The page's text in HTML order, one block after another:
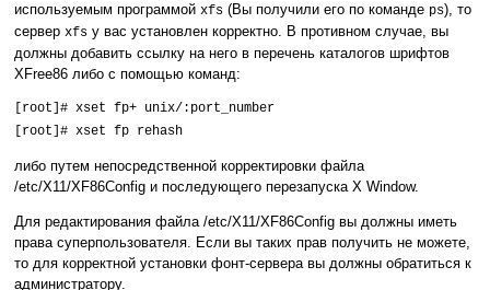
используемым программой xfs (Вы получили его по команде ps), то
сервер xfs у вас установлен корректно. В противном случае, вы
должны добавить ссылку на него в перечень каталогов шрифтов
XFree86 либо с помощью команд:
[root]# xset fp+ unix/:port_number
[root]# xset fp rehash
либо путем непосредственной корректировки файла
/etc/X11/XF86Config и последующего перезапуска X Window.
Для редактирования файла /etc/X11/XF86Config вы должны иметь
права суперпользователя. Если вы таких прав получить не можете,
то для корректной установки фонт-сервера вы должны обратиться к
администратору.